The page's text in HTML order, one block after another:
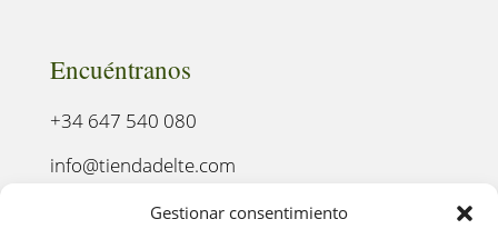
Gestionar consentimiento
Encuéntranos
+34 647 540 080
info@tiendadelte.com
Punto oficial de recogida: